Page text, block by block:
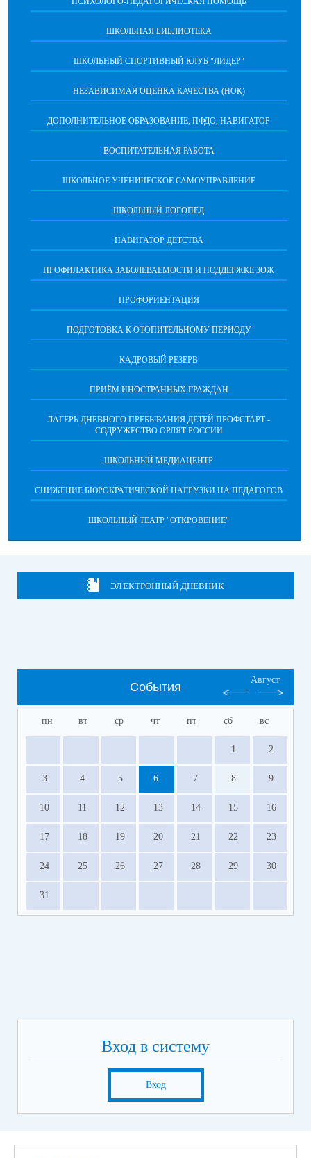
ШКОЛЬНАЯ БИБЛИОТЕКА
ШКОЛЬНЫЙ СПОРТИВНЫЙ КЛУБ "ЛИДЕР"
НЕЗАВИСИМАЯ ОЦЕНКА КАЧЕСТВА (НОК)
ДОПОЛНИТЕЛЬНОЕ ОБРАЗОВАНИЕ, ПФДО, НАВИГАТОР
ВОСПИТАТЕЛЬНАЯ РАБОТА
ШКОЛЬНОЕ УЧЕНИЧЕСКОЕ САМОУПРАВЛЕНИЕ
ШКОЛЬНЫЙ ЛОГОПЕД
НАВИГАТОР ДЕТСТВА
ПРОФИЛАКТИКА ЗАБОЛЕВАЕМОСТИ И ПОДДЕРЖКЕ ЗОЖ
ПРОФОРИЕНТАЦИЯ
ПОДГОТОВКА К ОТОПИТЕЛЬНОМУ ПЕРИОДУ
КАДРОВЫЙ РЕЗЕРВ
ПРИЁМ ИНОСТРАННЫХ ГРАЖДАН
ЛАГЕРЬ ДНЕВНОГО ПРЕБЫВАНИЯ ДЕТЕЙ ПРОФСТАРТ -
СОДРУЖЕСТВО ОРЛЯТ РОССИИ
ШКОЛЬНЫЙ МЕДИАЦЕНТР
СНИЖЕНИЕ БЮРОКРАТИЧЕСКОЙ НАГРУЗКИ НА ПЕДАГОГОВ
ШКОЛЬНЫЙ ТЕАТР "ОТКРОВЕНИЕ"
ЭЛЕКТРОННЫЙ ДНЕВНИК
События
Август
пн вт ср чт пт сб вс
1 2
3 4 5 6 7 8 9
10 11 12 13 14 15 16
17 18 19 20 21 22 23
24 25 26 27 28 29 30
31
Вход в систему
Вход